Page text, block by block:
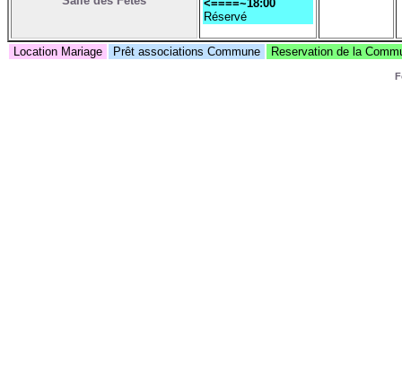
<====~18:00
Réservé
Location Mariage Prêt associations Commune Reservation de la